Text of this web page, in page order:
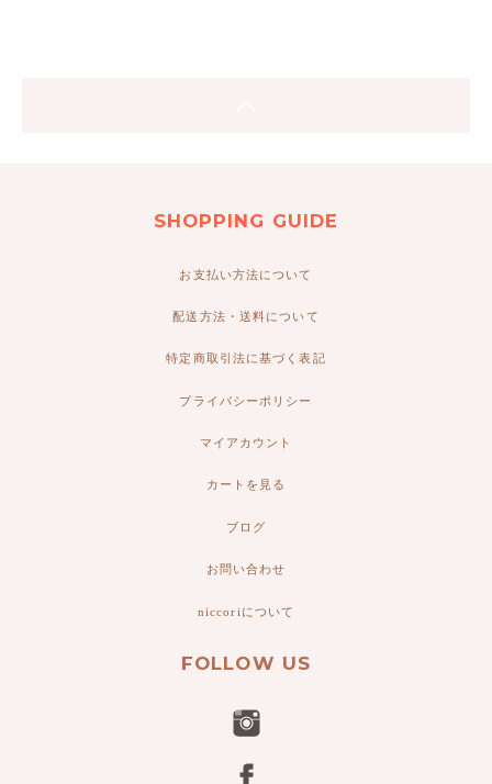
SHOPPING GUIDE
お支払い方法について
配送方法・送料について
特定商取引法に基づく表記
プライバシーポリシー
マイアカウント
カートを見る
ブログ
お問い合わせ
niccoriについて
FOLLOW US